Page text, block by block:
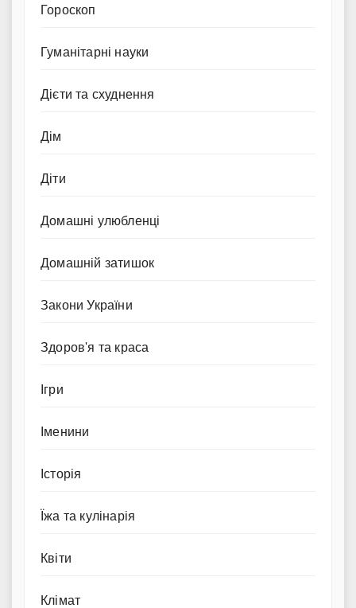
Гороскоп
Гуманітарні науки
Дієти та схуднення
Дім
Діти
Домашні улюбленці
Домашній затишок
Закони України
Здоров'я та краса
Ігри
Іменини
Історія
Їжа та кулінарія
Квіти
Клімат